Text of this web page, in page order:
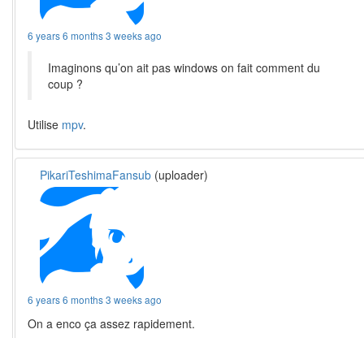
6 years 6 months 3 weeks ago
Imaginons qu’on ait pas windows on fait comment du
coup ?
Utilise mpv.
PikariTeshimaFansub (uploader)
6 years 6 months 3 weeks ago
On a enco ça assez rapidement.